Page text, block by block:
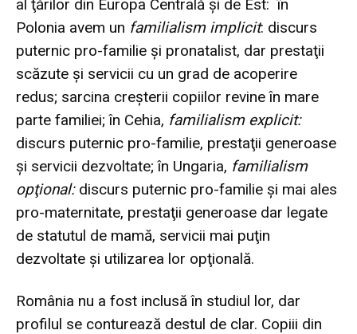
al ţărilor din Europa Centrală şi de Est: în
Polonia avem un familialism implicit: discurs
puternic pro-familie şi pronatalist, dar prestaţii
scăzute şi servicii cu un grad de acoperire
redus; sarcina creşterii copiilor revine în mare
parte familiei; în Cehia, familialism explicit:
discurs puternic pro-familie, prestaţii generoase
şi servicii dezvoltate; în Ungaria, familialism
opţional: discurs puternic pro-familie şi mai ales
pro-maternitate, prestaţii generoase dar legate
de statutul de mamă, servicii mai puţin
dezvoltate şi utilizarea lor opţională.
România nu a fost inclusă în studiul lor, dar
profilul se conturează destul de clar. Copiii din